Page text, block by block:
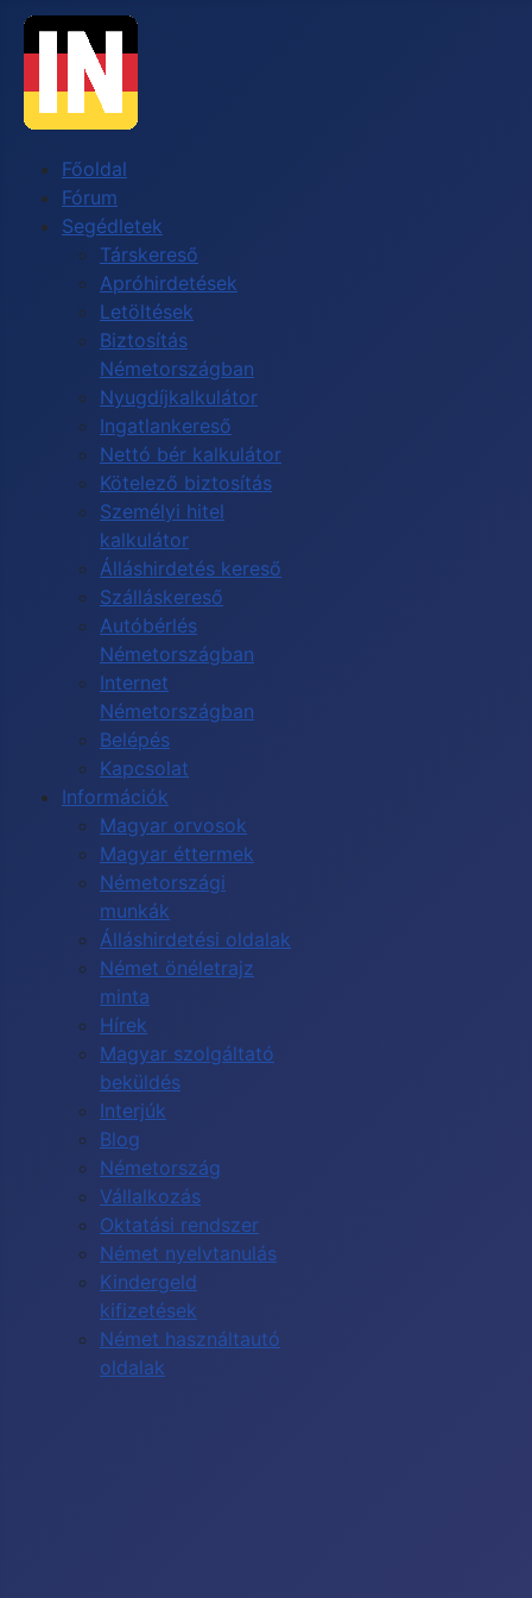
Főoldal
Fórum
Segédletek
Társkereső
Apróhirdetések
Letöltések
Biztosítás
Németországban
Nyugdíjkalkulátor
Ingatlankereső
Nettó bér kalkulátor
Kötelező biztosítás
Személyi hitel
kalkulátor
Álláshirdetés kereső
Szálláskereső
Autóbérlés
Németországban
Internet
Németországban
Belépés
Kapcsolat
Információk
Magyar orvosok
Magyar éttermek
Németországi
munkák
Álláshirdetési oldalak
Német önéletrajz
minta
Hírek
Magyar szolgáltató
beküldés
Interjúk
Blog
Németország
Vállalkozás
Oktatási rendszer
Német nyelvtanulás
Kindergeld
kifizetések
Német használtautó
oldalak